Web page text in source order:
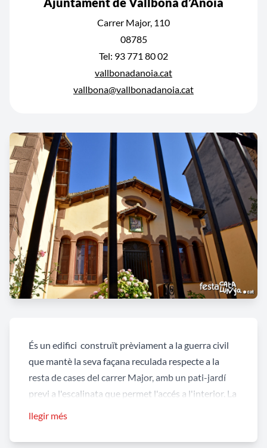
Carrer Major, 110
08785
Tel: 93 771 80 02
vallbonadanoia.cat
vallbona@vallbonadanoia.cat
És un edifici construït prèviament a la guerra civil
que mantè la seva façana reculada respecte a la
resta de cases del carrer Major, amb un pati-jardí
previ a l'escalinata que permet l'accés a l'interior. La
capella que presideix la porta principal, flanquejada
llegir més